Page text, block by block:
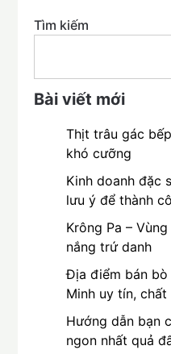
Tìm kiếm
Bài viết mới
Thịt trâu gác
khó cưỡng
Kinh doanh đặc
lưu ý để thành
Krông Pa –
nắng trứ danh
Địa điểm bán bò
Minh uy tín, chất
Hướng dẫn bạn
ngon nhất quả